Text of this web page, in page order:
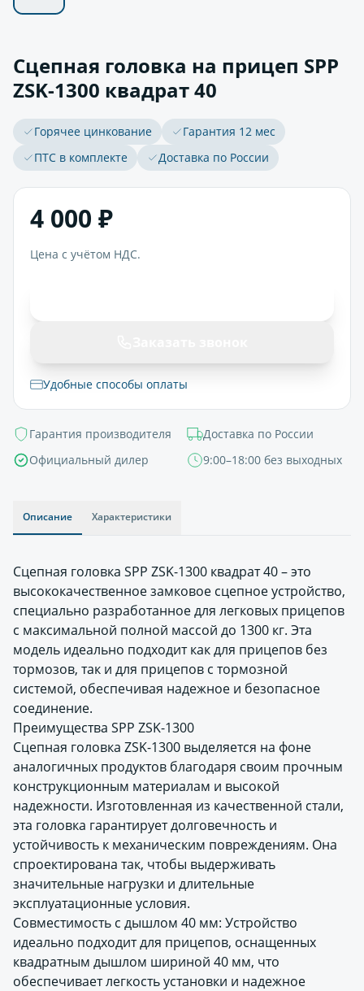
Сцепная головка на прицеп SPP
ZSK-1300 квадрат 40
Горячее цинкование
Гарантия 12 мес
ПТС в комплекте
Доставка по России
4 000 ₽
Цена с учётом НДС.
Удобные способы оплаты
Гарантия производителя
Доставка по России
Официальный дилер
9:00–18:00 без выходных
Описание Характеристики
Сцепная головка SPP ZSK-1300 квадрат 40 – это
высококачественное замковое сцепное устройство,
специально разработанное для легковых прицепов
с максимальной полной массой до 1300 кг. Эта
модель идеально подходит как для прицепов без
тормозов, так и для прицепов с тормозной
системой, обеспечивая надежное и безопасное
соединение.
Преимущества SPP ZSK-1300
Сцепная головка ZSK-1300 выделяется на фоне
аналогичных продуктов благодаря своим прочным
конструкционным материалам и высокой
надежности. Изготовленная из качественной стали,
эта головка гарантирует долговечность и
устойчивость к механическим повреждениям. Она
спроектирована так, чтобы выдерживать
значительные нагрузки и длительные
эксплуатационные условия.
Совместимость с дышлом 40 мм: Устройство
идеально подходит для прицепов, оснащенных
квадратным дышлом шириной 40 мм, что
обеспечивает легкость установки и надежное